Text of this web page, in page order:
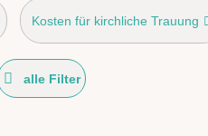
Kosten für kirchliche Trauung
alle Filter